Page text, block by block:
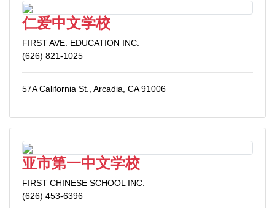
仁爱中文学校
FIRST AVE. EDUCATION INC.
(626) 821-1025
57A California St., Arcadia, CA 91006
亚市第一中文学校
FIRST CHINESE SCHOOL INC.
(626) 453-6396